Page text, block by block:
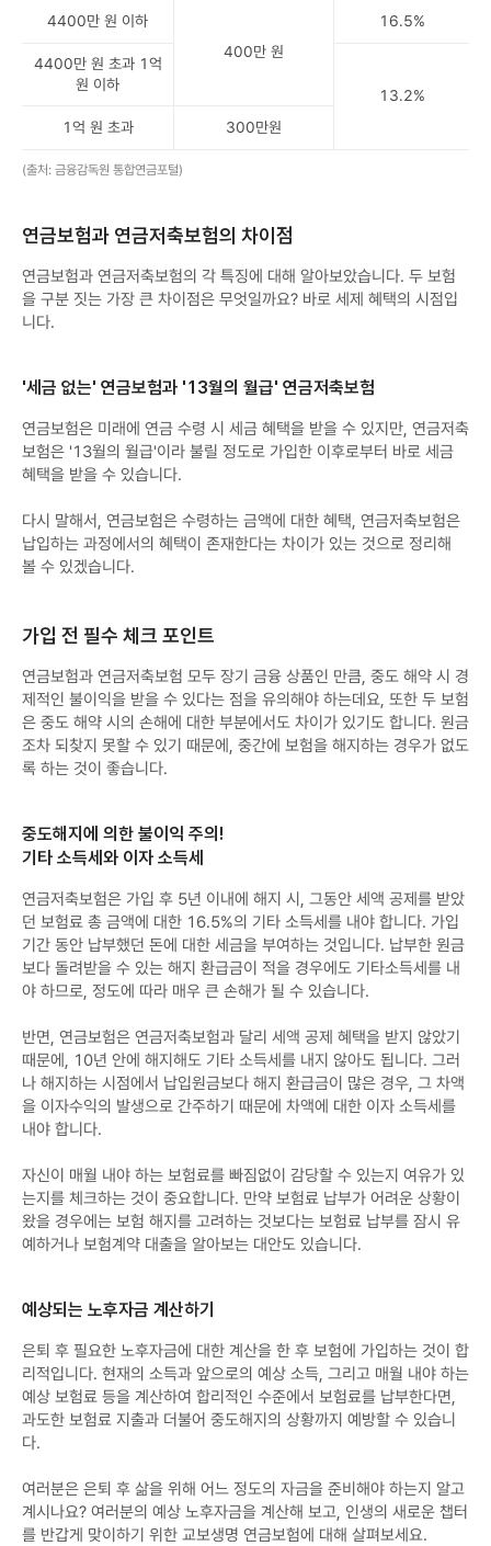
4400만 원 이하
400만 원
16.5%
4400만 원 초과 1억
원 이하
13.2%
1억 원 초과
300만원
(출처: 금융감독원 통합연금포털)
연금보험과 연금저축보험의 차이점
연금보험과 연금저축보험의 각 특징에 대해 알아보았습니다. 두 보험
을 구분 짓는 가장 큰 차이점은 무엇일까요? 바로 세제 혜택의 시점입
니다.
'세금 없는' 연금보험과 '13월의 월급' 연금저축보험
연금보험은 미래에 연금 수령 시 세금 혜택을 받을 수 있지만, 연금저축
보험은 '13월의 월급'이라 불릴 정도로 가입한 이후로부터 바로 세금
혜택을 받을 수 있습니다.
다시 말해서, 연금보험은 수령하는 금액에 대한 혜택, 연금저축보험은
납입하는 과정에서의 혜택이 존재한다는 차이가 있는 것으로 정리해
볼 수 있겠습니다.
가입 전 필수 체크 포인트
연금보험과 연금저축보험 모두 장기 금융 상품인 만큼, 중도 해약 시 경
제적인 불이익을 받을 수 있다는 점을 유의해야 하는데요, 또한 두 보험
은 중도 해약 시의 손해에 대한 부분에서도 차이가 있기도 합니다. 원금
조차 되찾지 못할 수 있기 때문에, 중간에 보험을 해지하는 경우가 없도
록 하는 것이 좋습니다.
중도해지에 의한 불이익 주의!
기타 소득세와 이자 소득세
연금저축보험은 가입 후 5년 이내에 해지 시, 그동안 세액 공제를 받았
던 보험료 총 금액에 대한 16.5%의 기타 소득세를 내야 합니다. 가입
기간 동안 납부했던 돈에 대한 세금을 부여하는 것입니다. 납부한 원금
보다 돌려받을 수 있는 해지 환급금이 적을 경우에도 기타소득세를 내
야 하므로, 정도에 따라 매우 큰 손해가 될 수 있습니다.
반면, 연금보험은 연금저축보험과 달리 세액 공제 혜택을 받지 않았기
때문에, 10년 안에 해지해도 기타 소득세를 내지 않아도 됩니다. 그러
나 해지하는 시점에서 납입원금보다 해지 환급금이 많은 경우, 그 차액
을 이자수익의 발생으로 간주하기 때문에 차액에 대한 이자 소득세를
내야 합니다.
자신이 매월 내야 하는 보험료를 빠짐없이 감당할 수 있는지 여유가 있
는지를 체크하는 것이 중요합니다. 만약 보험료 납부가 어려운 상황이
왔을 경우에는 보험 해지를 고려하는 것보다는 보험료 납부를 잠시 유
예하거나 보험계약 대출을 알아보는 대안도 있습니다.
예상되는 노후자금 계산하기
은퇴 후 필요한 노후자금에 대한 계산을 한 후 보험에 가입하는 것이 합
리적입니다. 현재의 소득과 앞으로의 예상 소득, 그리고 매월 내야 하는
예상 보험료 등을 계산하여 합리적인 수준에서 보험료를 납부한다면,
과도한 보험료 지출과 더불어 중도해지의 상황까지 예방할 수 있습니
다.
여러분은 은퇴 후 삶을 위해 어느 정도의 자금을 준비해야 하는지 알고
계시나요? 여러분의 예상 노후자금을 계산해 보고, 인생의 새로운 챕터
를 반갑게 맞이하기 위한 교보생명 연금보험에 대해 살펴보세요.